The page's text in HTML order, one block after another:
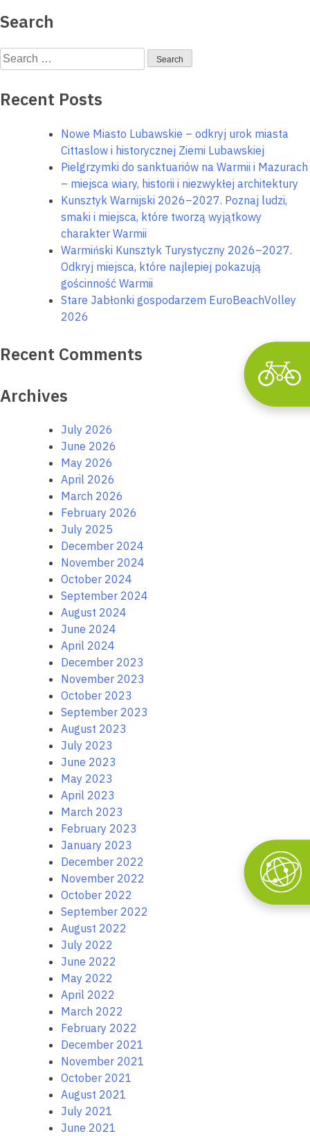
navigation
Search
Search
for:
Recent Posts
Nowe Miasto Lubawskie – odkryj urok miasta
Cittaslow i historycznej Ziemi Lubawskiej
Pielgrzymki do sanktuariów na Warmii i Mazurach
– miejsca wiary, historii i niezwykłej architektury
Kunsztyk Warnijski 2026–2027. Poznaj ludzi,
smaki i miejsca, które tworzą wyjątkowy
charakter Warmii
Warmiński Kunsztyk Turystyczny 2026–2027.
Odkryj miejsca, które najlepiej pokazują
gościnność Warmii
Stare Jabłonki gospodarzem EuroBeachVolley
2026
Recent Comments
Archives
July 2026
June 2026
May 2026
April 2026
March 2026
February 2026
July 2025
December 2024
November 2024
October 2024
September 2024
August 2024
June 2024
April 2024
December 2023
November 2023
October 2023
September 2023
August 2023
July 2023
June 2023
May 2023
April 2023
March 2023
February 2023
January 2023
December 2022
November 2022
October 2022
September 2022
August 2022
July 2022
June 2022
May 2022
April 2022
March 2022
February 2022
December 2021
November 2021
October 2021
August 2021
July 2021
June 2021